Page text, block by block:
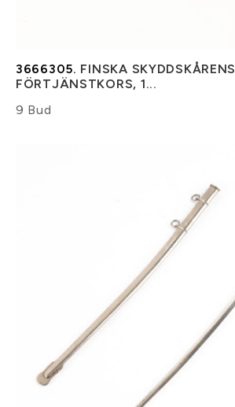
3666305. FINSKA SKYDDSKÅRENS
FÖRTJÄNSTKORS, 1...
9 Bud